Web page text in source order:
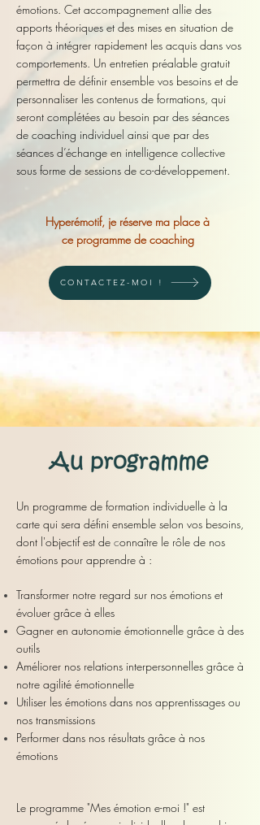
émotions. Cet accompagnement allie des
apports théoriques et des mises en situation de
façon à intégrer rapidement les acquis dans vos
comportements. Un entretien préalable gratuit
permettra de définir ensemble vos besoins et de
personnaliser les contenus de formations, qui
seront complétées au besoin par des séances
de coaching individuel ainsi que par des
séances d’échange en intelligence collective
sous forme de sessions de co-développement.
Hyperémotif, je réserve ma place à
ce programme de coaching
CONTACTEZ-MOI !
Un programme de formation individuelle à la
carte qui sera défini ensemble selon vos besoins,
dont l'objectif est de connaître le rôle de nos
émotions pour apprendre à :
Transformer notre regard sur nos émotions et
évoluer grâce à elles
Gagner en autonomie émotionnelle grâce à des
outils
Améliorer nos relations interpersonnelles grâce à
notre agilité émotionnelle
Utiliser les émotions dans nos apprentissages ou
nos transmissions
Performer dans nos résultats grâce à nos
émotions
Le programme "Mes émotion e-moi !" est